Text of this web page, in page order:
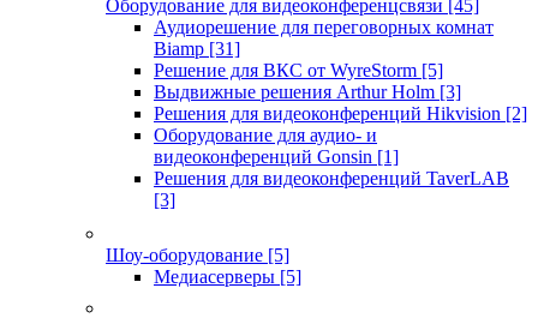
Оборудование для видеоконференцсвязи [45]
Аудиорешение для переговорных комнат
Biamp [31]
Решение для ВКС от WyreStorm [5]
Выдвижные решения Arthur Holm [3]
Решения для видеоконференций Hikvision [2]
Оборудование для аудио- и
видеоконференций Gonsin [1]
Решения для видеоконференций TaverLAB
[3]
Шоу-оборудование [5]
Медиасерверы [5]